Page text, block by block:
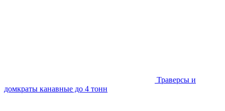
Траверсы и
домкраты канавные до 4 тонн